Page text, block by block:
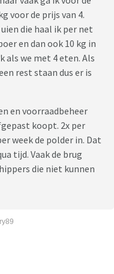
voor de prijs van 4.
die haal ik per net
en dan ook 10 kg in
als we met 4 eten. Als
rest staan dus er is
en voorraadbeheer
koopt. 2x per
week de polder in. Dat
tijd. Vaak de brug
die niet kunnen